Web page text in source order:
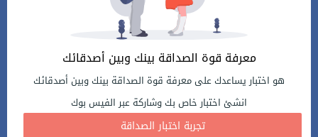
معرفة قوة الصداقة بينك وبين أصدقائك
هو اختبار يساعدك على معرفة قوة الصداقة بينك وبين أصدقائك
انشئ اختبار خاص بك وشاركة عبر الفيس بوك
تجربة اختبار الصداقة